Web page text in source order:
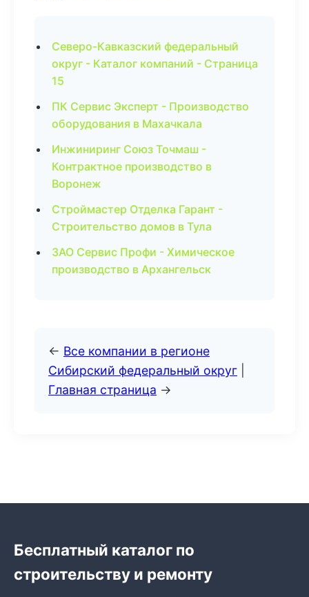
Северо-Кавказский федеральный
округ - Каталог компаний - Страница
15
ПК Сервис Эксперт - Производство
оборудования в Махачкала
Инжиниринг Союз Точмаш -
Контрактное производство в
Воронеж
Строймастер Отделка Гарант -
Строительство домов в Тула
ЗАО Сервис Профи - Химическое
производство в Архангельск
← Все компании в регионе
Сибирский федеральный округ
Главная страница →
Бесплатный каталог по
строительству и ремонту